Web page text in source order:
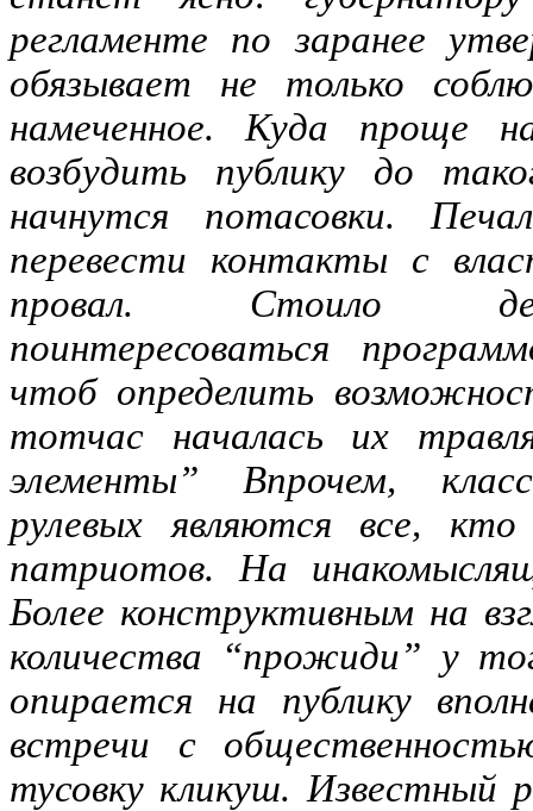
регламенте по заранее
обязывает не только
намеченное. Куда проще
возбудить публику до
начнутся потасовки.
перевести контакты с
провал. Стоило
поинтересоваться
чтоб определить
тотчас началась их
элементы” Впрочем,
рулевых являются все,
патриотов. На
Более конструктивным на
количества “прожиди” у
опирается на публику
встречи с
тусовку кликуш. Известный